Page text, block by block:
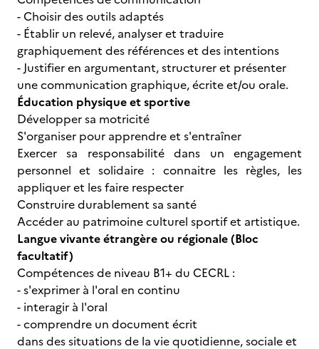
- Choisir des outils adaptés
- Établir un relevé, analyser et traduire
graphiquement des références et des intentions
- Justifier en argumentant, structurer et présenter
une communication graphique, écrite et/ou orale.
Éducation physique et sportive
Développer sa motricité
S'organiser pour apprendre et s'entraîner
Exercer sa responsabilité dans un engagement
personnel et solidaire : connaitre les règles, les
appliquer et les faire respecter
Construire durablement sa santé
Accéder au patrimoine culturel sportif et artistique.
Langue vivante étrangère ou régionale (Bloc
facultatif)
Compétences de niveau B1+ du CECRL :
- s'exprimer à l'oral en continu
- interagir à l'oral
- comprendre un document écrit
dans des situations de la vie quotidienne, sociale et